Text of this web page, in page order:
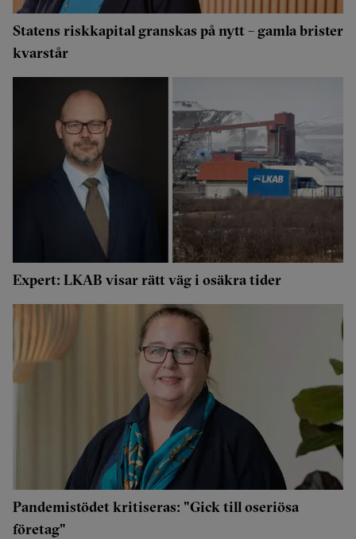
Statens riskkapital granskas på nytt – gamla brister
kvarstår
Expert: LKAB visar rätt väg i osäkra tider
Pandemistödet kritiseras: "Gick till oseriösa
företag"